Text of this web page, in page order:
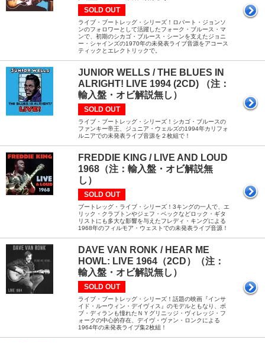
SOLD OUT
ライブ・ブートレッグ・シリーズ！ロバート・ジョンソ
ンのフォロワーとして活躍したフォーク・ブルース・マ
ンで、初期のシカゴ・ブルース・シーンを支えたジョニ
ー・シャインズの1970年の未発表ライブ音源をアコース
ティックとエレクトリックで。
JUNIOR WELLS / THE BLUES IN
ALRIGHT! LIVE 1994 (2CD) （注：
輸入盤・オビ解説無し）
SOLD OUT
ライブ・ブートレッグ・シリーズ！シカゴ・ブルースの
ファンキー帝王、ジュニア・ウェルズの1994年カリフォ
ルニアでの未発表ライブ音源を２枚組で！
FREDDIE KING / LIVE AND LOUD
1968（注：輸入盤・オビ解説無
し）
SOLD OUT
ブートレッグ・ライブ・シリーズ！3キングの一人で、エ
リック・クラプトンやジェフ・ベックなどロック・ギタ
リストにも多大な影響を与えたフレディ・キングによる
1968年のフィルモア・ウェストでの未発表ライブ音源！
DAVE VAN RONK / HEAR ME
HOWL: LIVE 1964（2CD）（注：
輸入盤・オビ解説無し）
SOLD OUT
ライブ・ブートレッグ・シリーズ！話題の映画『インサ
イド・ルーウィン・デイヴィス』のモデルともなり、ボ
ブ・ディランも憧れたＮＹグリニッジ・ヴィレッジ・フ
ォークの中心的存在、デイヴ・ヴァン・ロンクによる
1964年の未発表ライブ集2枚組！